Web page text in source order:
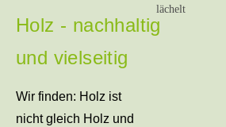
Holz - nachhaltig
und vielseitig
Wir finden: Holz ist
nicht gleich Holz und